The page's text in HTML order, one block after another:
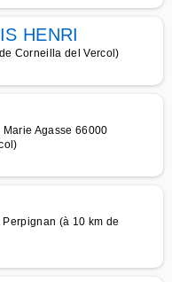
HENRI
Corneilla del Vercol)
Agasse 66000
(à 10 km de